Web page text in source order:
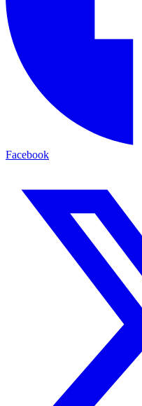
Facebook